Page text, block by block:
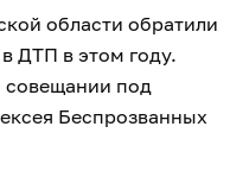
области обратили
ДТП в этом году.
совещании под
Беспрозванных